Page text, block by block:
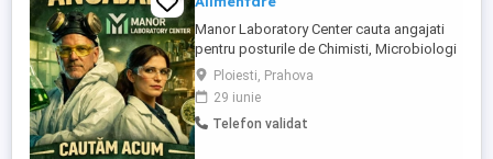
Manor Laboratory Center cauta angajati
pentru posturile de Chimisti, Microbiologi
Pentru Analisti: trebuie sa aiba studii in
domeniu. Analize Chimisti: Analize Apa,
Acrilamida + altele Analize Microbiologi:
Listeryia, Salmonella, Ntg, Staf, Drojdii si
Ploiesti, Prahova
29 iunie
Telefon validat